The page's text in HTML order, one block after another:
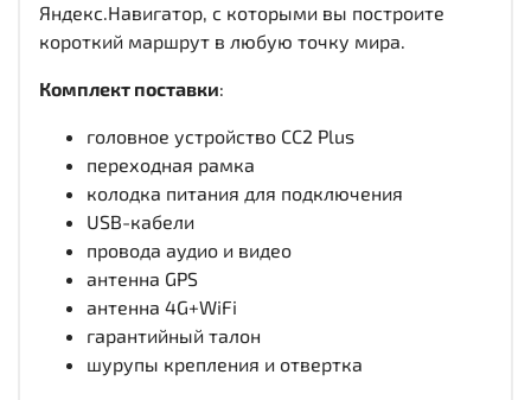
Яндекс.Навигатор, с которыми вы построите
короткий маршрут в любую точку мира.
Комплект поставки:
головное устройство CC2 Plus
переходная рамка
колодка питания для подключения
USB-кабели
провода аудио и видео
антенна GPS
антенна 4G+WiFi
гарантийный талон
шурупы крепления и отвертка